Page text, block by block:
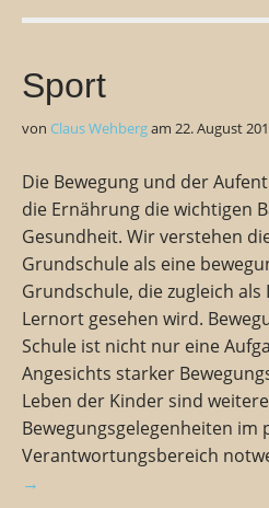
Sport
von Claus Wehbergam 22. August
Die Bewegung und der
die Ernährung die wichtigen
Gesundheit. Wir verstehen
Grundschule als eine
Grundschule, die zugleich
Lernort gesehen wird.
Schule ist nicht nur eine
Angesichts starker
Leben der Kinder sind weitere
Bewegungsgelegenheiten im
Verantwortungsbereich
→